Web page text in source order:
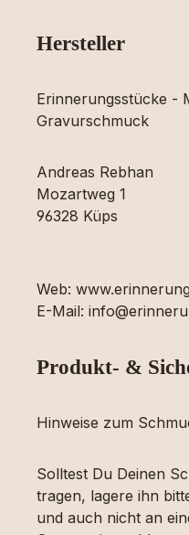
Hersteller
Erinnerungsstücke -
Gravurschmuck
Andreas Rebhan
Mozartweg 1
96328 Küps
Web:
E-Mail:
Produkt- &
Hinweise zum
Solltest Du Deinen
tragen, lagere ihn
und auch nicht an